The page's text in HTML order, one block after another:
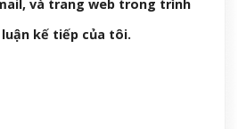
và trang web trong trình
kế tiếp của tôi.